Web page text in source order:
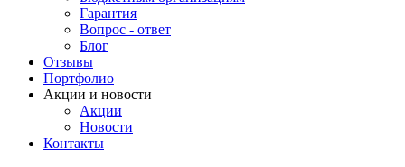
Гарантия
Вопрос - ответ
Блог
Отзывы
Портфолио
Акции и новости
Акции
Новости
Контакты